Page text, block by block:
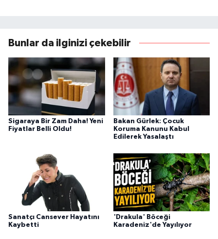
Bunlar da ilginizi çekebilir
Sigaraya Bir Zam Daha! Yeni
Fiyatlar Belli Oldu!
Bakan Gürlek: Çocuk
Koruma Kanunu Kabul
Edilerek Yasalaştı
Sanatçı Cansever Hayatını
Kaybetti
'Drakula' Böceği
Karadeniz'de Yayılıyor